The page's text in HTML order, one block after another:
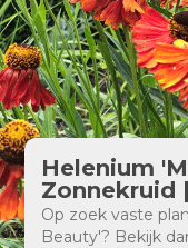
Helenium
Zonnekruid
Op zoek vaste
Beauty'? Bekijk